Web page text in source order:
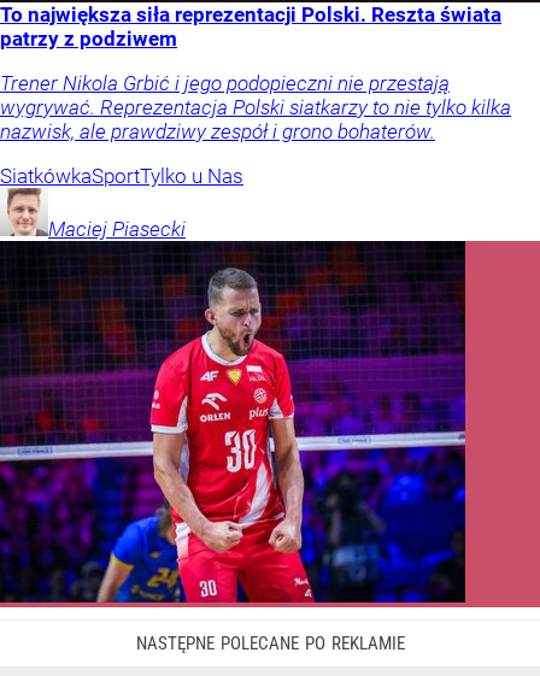
To największa siła reprezentacji Polski. Reszta świata
patrzy z podziwem
Trener Nikola Grbić i jego podopieczni nie przestają
wygrywać. Reprezentacja Polski siatkarzy to nie tylko kilka
nazwisk, ale prawdziwy zespół i grono bohaterów.
SiatkówkaSportTylko u Nas
Maciej Piasecki